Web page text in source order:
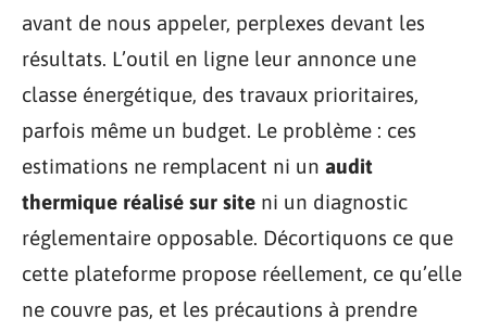
avant de nous appeler, perplexes devant les
résultats. L’outil en ligne leur annonce une
classe énergétique, des travaux prioritaires,
parfois même un budget. Le problème : ces
estimations ne remplacent ni un audit
thermique réalisé sur site ni un diagnostic
réglementaire opposable. Décortiquons ce que
cette plateforme propose réellement, ce qu’elle
ne couvre pas, et les précautions à prendre